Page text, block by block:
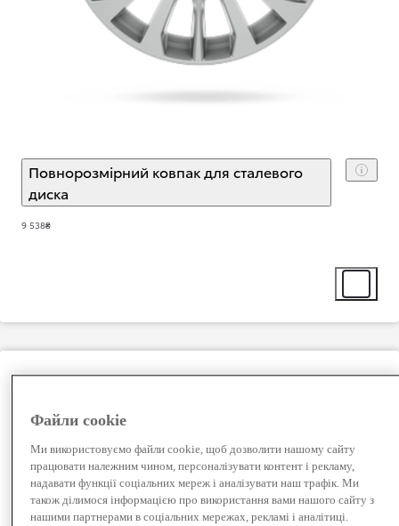
Повнорозмірний ковпак для сталевого
диска
9 538₴
Файли cookie
Ми використовуємо файли cookie, щоб дозволити нашому сайту
працювати належним чином, персоналізувати контент і рекламу,
надавати функції соціальних мереж і аналізувати наш трафік. Ми
також ділимося інформацією про використання вами нашого сайту з
нашими партнерами в соціальних мережах, рекламі і аналітиці.